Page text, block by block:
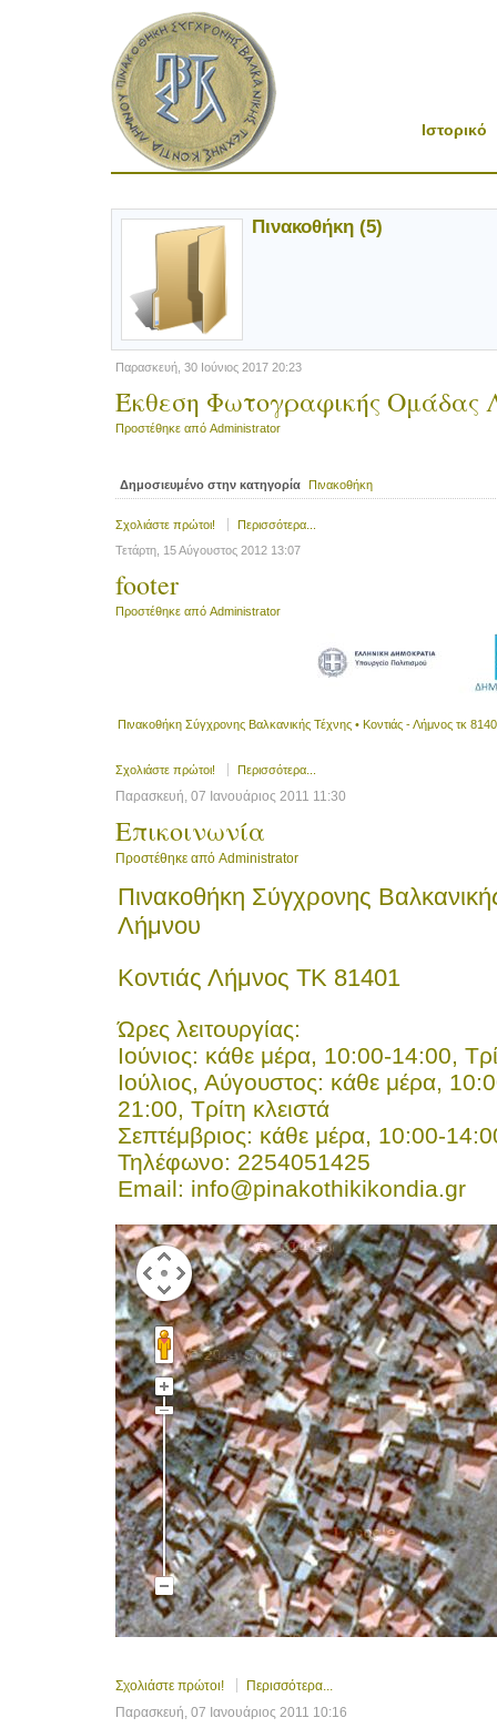
Ιστορικό
Πινακοθήκη (5)
Παρασκευή, 30 Ιούνιος 2017 20:23
Έκθεση Φωτογραφικής Ομάδας
Προστέθηκε από Administrator
Δημοσιευμένο στην κατηγορία Πινακοθήκη
Σχολιάστε πρώτοι!
Περισσότερα...
Τετάρτη, 15 Αύγουστος 2012 13:07
footer
Προστέθηκε από Administrator
Πινακοθήκη Σύγχρονης Βαλκανικής Τέχνης • Κοντιάς - Λήμνος τκ
Σχολιάστε πρώτοι! Περισσότερα...
Παρασκευή, 07 Ιανουάριος 2011 11:30
Επικοινωνία
Προστέθηκε από Administrator
Πινακοθήκη Σύγχρονης
Λήμνου
Κοντιάς Λήμνος ΤΚ 81401
Ώρες λειτουργίας:
Ιούνιος: κάθε μέρα, 10:00-14:00,
Ιούλιος, Αύγουστος: κάθε μέρα,
21:00, Τρίτη κλειστά
Σεπτέμβριος: κάθε μέρα, 10:00-
Τηλέφωνο: 2254051425
Email: info@pinakothikikondia.gr
Σχολιάστε πρώτοι!
Περισσότερα...
Παρασκευή, 07 Ιανουάριος 2011 10:16